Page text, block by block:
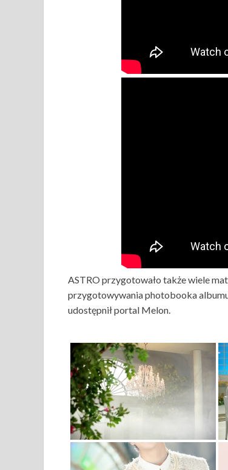
ASTRO przygotowało także wiele
przygotowywania photobooka
udostępnił portal Melon.